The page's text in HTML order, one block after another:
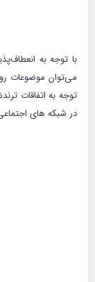
با توجه به
می‌توان موضوعات
توجه به اتفاقات
در شبکه های